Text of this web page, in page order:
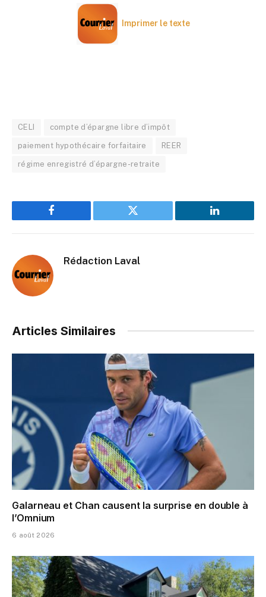
Imprimer le texte
CELI compte d’épargne libre d’impôt
paiement hypothécaire forfaitaire REER
régime enregistré d’épargne-retraite
Facebook Twitter LinkedIn
Rédaction Laval
Articles Similaires
Galarneau et Chan causent la surprise en double à
l’Omnium
6 août 2026